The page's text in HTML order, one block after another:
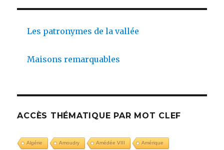
Les patronymes de la vallée
Maisons remarquables
ACCÈS THÉMATIQUE PAR MOT CLEF
Algérie Amoudry Amédée VIII Amérique